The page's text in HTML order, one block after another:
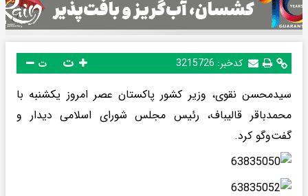
کدخبر: 3215726 ت
سیدمحسن نقوی، وزیر کشور پاکستان عصر امروز یکشنبه با
محمدباقر قالیباف، رئیس مجلس شورای اسلامی دیدار و
گفت‌وگو کرد.